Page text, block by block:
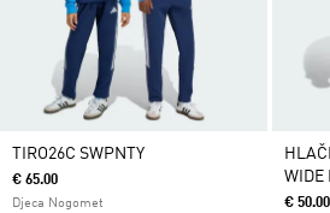
TIRO26C SWPNTY
€ 65.00
Djeca Nogomet
WIDE
€ 50.00